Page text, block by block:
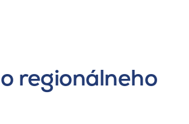
regionálneho